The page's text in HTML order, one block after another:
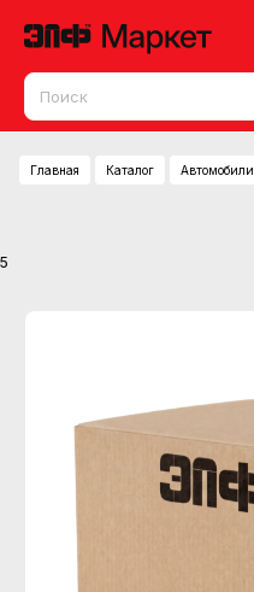
Главная Каталог Автомобили
5